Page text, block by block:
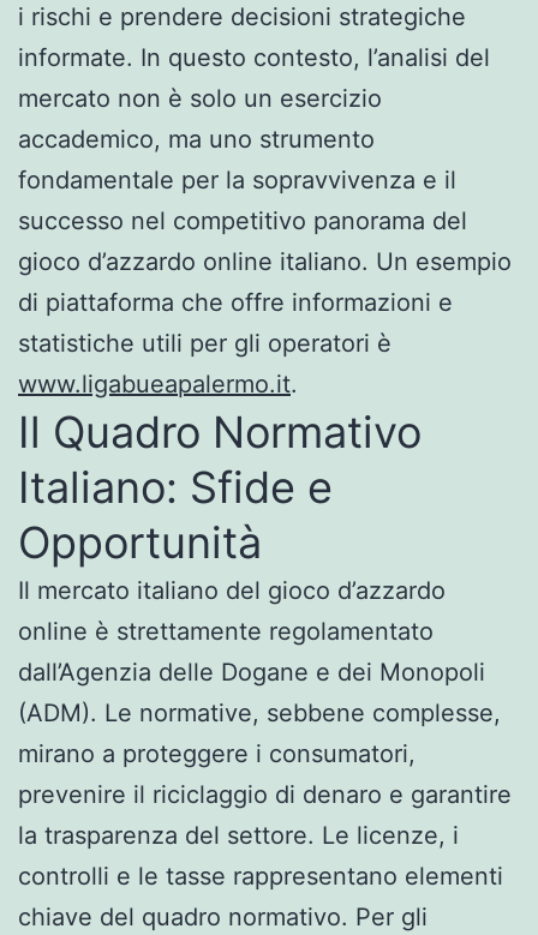
i rischi e prendere decisioni strategiche
informate. In questo contesto, l’analisi del
mercato non è solo un esercizio
accademico, ma uno strumento
fondamentale per la sopravvivenza e il
successo nel competitivo panorama del
gioco d’azzardo online italiano. Un esempio
di piattaforma che offre informazioni e
statistiche utili per gli operatori è
www.ligabueapalermo.it.
Il Quadro Normativo
Italiano: Sfide e
Opportunità
Il mercato italiano del gioco d’azzardo
online è strettamente regolamentato
dall’Agenzia delle Dogane e dei Monopoli
(ADM). Le normative, sebbene complesse,
mirano a proteggere i consumatori,
prevenire il riciclaggio di denaro e garantire
la trasparenza del settore. Le licenze, i
controlli e le tasse rappresentano elementi
chiave del quadro normativo. Per gli